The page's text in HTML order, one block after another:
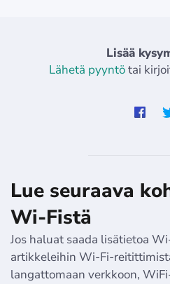
Lisää
Lähetä pyyntötai
Lue seuraava
Wi-Fistä
Jos haluat saada lisätietoa
artikkeleihin Wi-Fi-
langattomaan verkkoon,